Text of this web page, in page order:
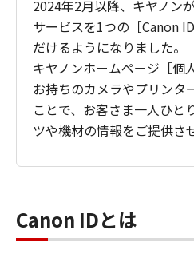
2024年2月以降、キヤノン
サービスを1つの［Canon
だけるようになりました。
キヤノンホームページ［個
お持ちのカメラやプリンタ
ことで、お客さま一人ひと
ツや機材の情報をご提供さ
Canon IDとは